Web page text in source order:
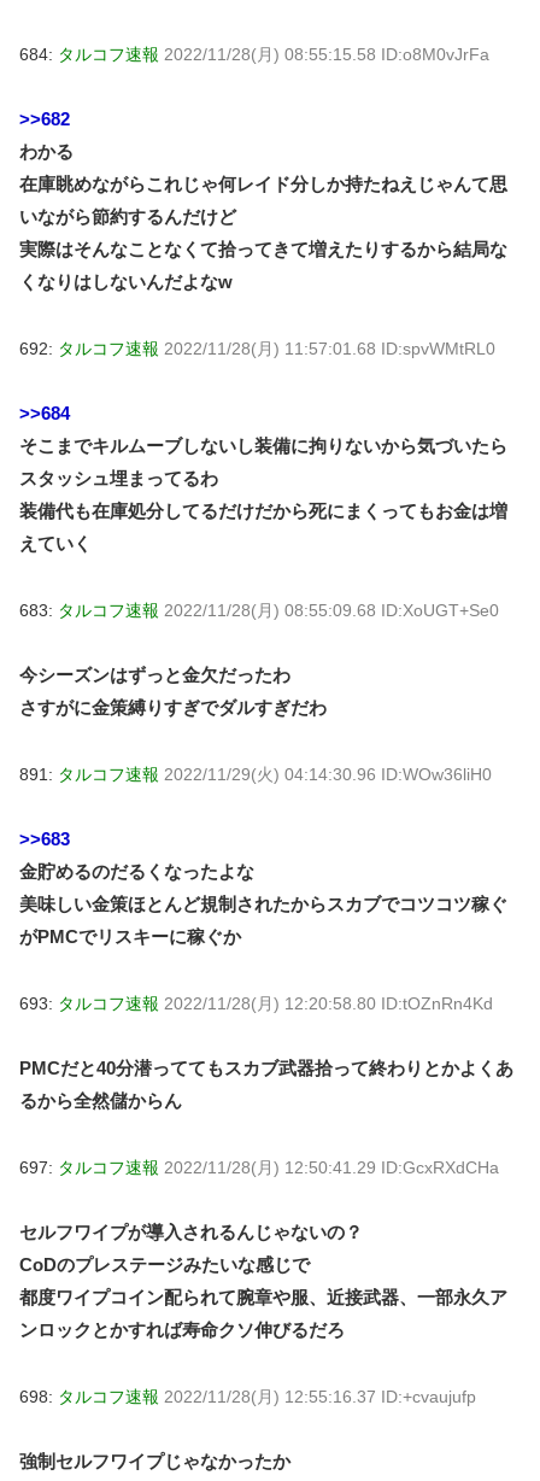
684: タルコフ速報 2022/11/28(月) 08:55:15.58 ID:o8M0vJrFa
>>682
わかる
在庫眺めながらこれじゃ何レイド分しか持たねえじゃんて思
いながら節約するんだけど
実際はそんなことなくて拾ってきて増えたりするから結局な
くなりはしないんだよなw
692: タルコフ速報 2022/11/28(月) 11:57:01.68 ID:spvWMtRL0
>>684
そこまでキルムーブしないし装備に拘りないから気づいたら
スタッシュ埋まってるわ
装備代も在庫処分してるだけだから死にまくってもお金は増
えていく
683: タルコフ速報 2022/11/28(月) 08:55:09.68 ID:XoUGT+Se0
今シーズンはずっと金欠だったわ
さすがに金策縛りすぎでダルすぎだわ
891: タルコフ速報 2022/11/29(火) 04:14:30.96 ID:WOw36liH0
>>683
金貯めるのだるくなったよな
美味しい金策ほとんど規制されたからスカブでコツコツ稼ぐ
がPMCでリスキーに稼ぐか
693: タルコフ速報 2022/11/28(月) 12:20:58.80 ID:tOZnRn4Kd
PMCだと40分潜っててもスカブ武器拾って終わりとかよくあ
るから全然儲からん
697: タルコフ速報 2022/11/28(月) 12:50:41.29 ID:GcxRXdCHa
セルフワイプが導入されるんじゃないの？
CoDのプレステージみたいな感じで
都度ワイプコイン配られて腕章や服、近接武器、一部永久ア
ンロックとかすれば寿命クソ伸びるだろ
698: タルコフ速報 2022/11/28(月) 12:55:16.37 ID:+cvaujufp
強制セルフワイプじゃなかったか